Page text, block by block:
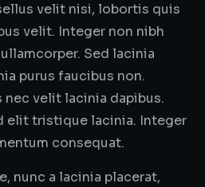
velit nisi, lobortis quis
velit. Integer non nibh
Sed lacinia
purus faucibus non.
nec velit lacinia dapibus.
elit tristique lacinia. Integer
consequat.
nunc a lacinia placerat,